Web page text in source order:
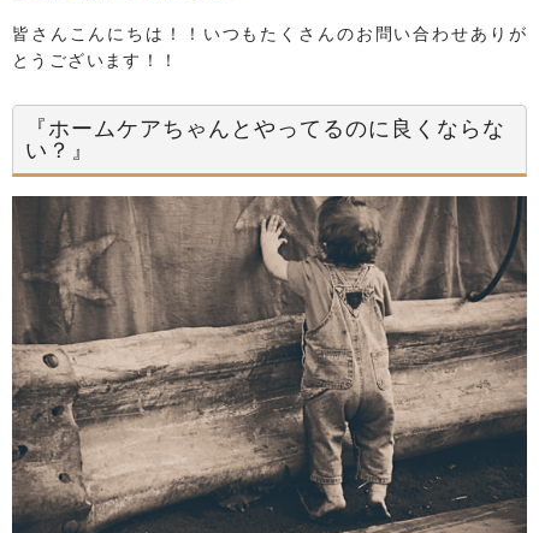
皆さんこんにちは！！いつもたくさんのお問い合わせありが
とうございます！！
『ホームケアちゃんとやってるのに良くならな
い？』